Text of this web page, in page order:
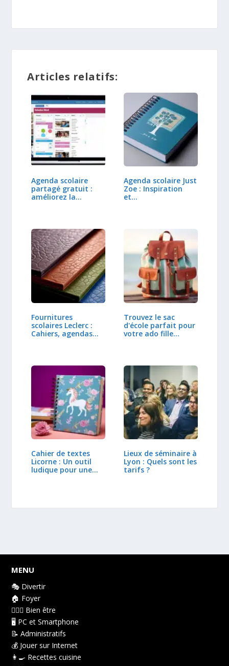
Articles relatifs:
Agenda scolaire
partagé gratuit :
améliorez la…
Agenda scolaire Just
Zoe : Inspiration
et…
Fournitures
scolaires Leclerc :
Cahiers, agendas
Trouvez le sac
d'école parfait pour
votre ado fille…
Cahier de textes
Licorne : Un outil
ludique pour une…
Lieux de séminaire à
Lyon : Quels sont les
tarifs ?
MENU
🎭 Divertir
🏠 Foyer
👩🏻‍⚕️ Bien être
🖥️ PC et Smartphone
📝 Administratifs
💰 Jouer sur Internet
👩‍🍳 Recettes cuisine